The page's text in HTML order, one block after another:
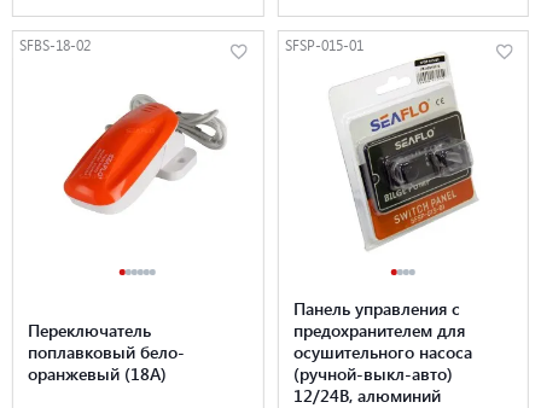
SFBS-18-02
Переключатель
поплавковый бело-
оранжевый (18A)
SFSP-015-01
Панель управления с
предохранителем для
осушительного насоса
(ручной-выкл-авто)
12/24В, алюминий